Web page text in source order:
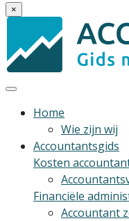
×
Home
Wie zijn wij
Accountantsgids
Kosten
Financiële
Accountant